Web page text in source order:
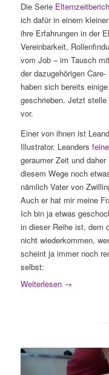
Die Serie
ich dafür in einem
ihre Erfahrungen in der
Vereinbarkeit,
vom Job – im Tausch
der dazugehörigen
haben sich bereits
geschrieben. Jetzt
vor.
Einer von ihnen ist
Illustrator. Leanders
geraumer Zeit und
diesem Wege noch
nämlich Vater von
Auch er hat mir meine
Ich bin ja etwas
in dieser Reihe ist, dem
nicht wiederkommen,
scheint ja immer noch
selbst:
Weiterlesen→